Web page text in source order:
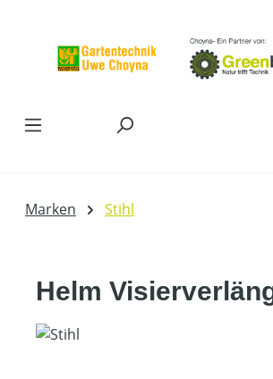
Marken Stihl
Helm